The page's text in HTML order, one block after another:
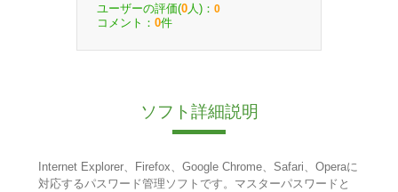
ユーザーの評価(0 人)： 0
コメント： 0件
ソフト詳細説明
Internet Explorer、Firefox、Google Chrome、Safari、Operaに
対応するパスワード管理ソフトです。マスターパスワードと